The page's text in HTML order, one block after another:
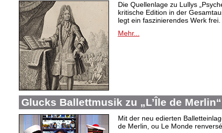
Die Quellenlage zu Lullys
kritische Edition in der
legt ein faszinierendes Werk frei.
Mehr...
Glucks Ballettmusik zu „L’Île de Merlin“
Mit der neu edierten
de Merlin, ou Le Monde